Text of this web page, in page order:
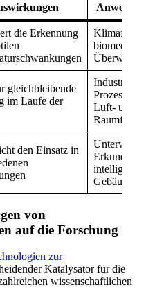
die Erkennung
Überwachung
gleichbleibende
im Laufe der
Industrielle
Luft- und
Raumfahrt
den Einsatz in
Unterwasser-
Erkundung,
intelligente
Gebäude
von
auf die Forschung
zur
Katalysator für die
wissenschaftlichen